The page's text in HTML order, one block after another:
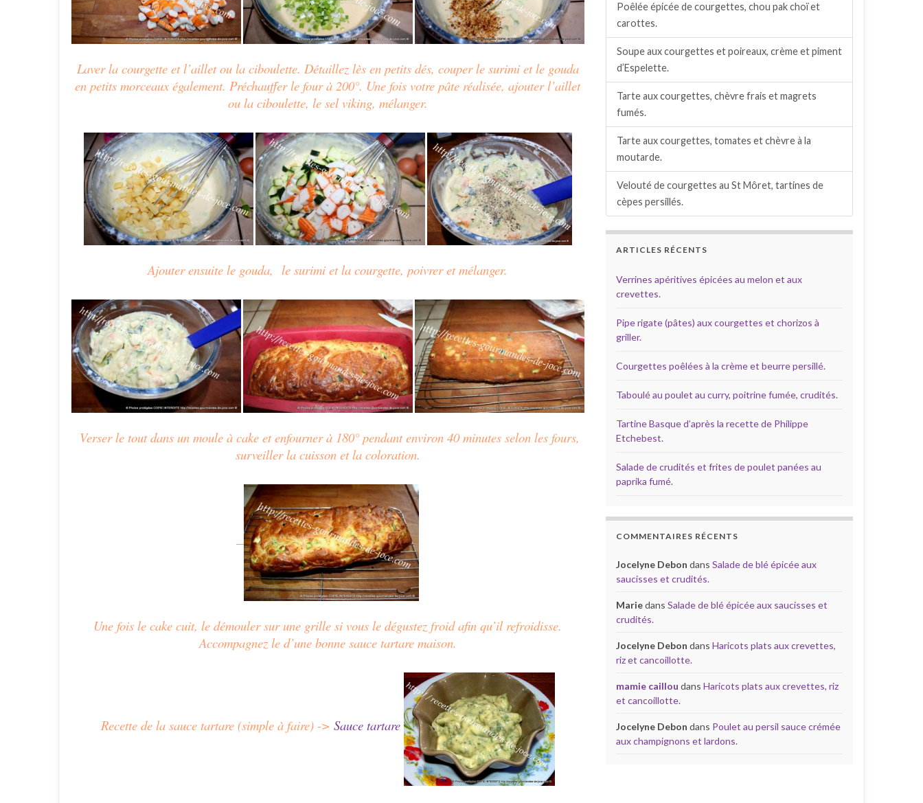
Laver la courgette et l’aillet ou la ciboulette. Détaillez lès en petits dés, couper le surimi et le gouda
en petits morceaux également. Préchauffer le four à 200°. Une fois votre pâte réalisée, ajouter l’aillet
ou la ciboulette, le sel viking, mélanger.
Ajouterensuite le gouda, le surimi et la courgette, poivrer et mélanger.
Verser le tout dans un moule à cake et enfourner à 180° pendant environ 40 minutes selon les fours,
surveiller la cuisson et la coloration.
Une fois le cake cuit, le démouler sur une grille si vous le dégustez froid afin qu’il refroidisse.
Accompagnez le d’une bonne sauce tartare maison.
Recette de la sauce tartare (simple à faire) -> Sauce tartare
Poêlée épicée de courgettes, chou pak choï et
carottes.
Soupe aux courgettes et poireaux, crème et piment
d’Espelette.
Tarte aux courgettes, chèvre frais et magrets
fumés.
Tarte aux courgettes, tomates et chèvre à la
moutarde.
Velouté de courgettes au St Môret, tartines de
cèpes persillés.
ARTICLES RÉCENTS
Verrines apéritives épicées au melon et aux
crevettes.
Pipe rigate (pâtes) aux courgettes et chorizos à
griller.
Courgettes poêlées à la crème et beurre persillé.
Taboulé au poulet au curry, poitrine fumée, crudités.
Tartine Basque d’après la recette de Philippe
Etchebest.
Salade de crudités et frites de poulet panées au
paprika fumé.
COMMENTAIRES RÉCENTS
Jocelyne Debon dans Salade de blé épicée aux
saucisses et crudités.
Mariedans Salade de blé épicée aux saucisses et
crudités.
Jocelyne Debon dans Haricots plats aux crevettes,
riz et cancoillotte.
mamie caillou dans Haricots plats aux crevettes, riz
et cancoillotte.
Jocelyne Debon dans Poulet au persil sauce crémée
aux champignons et lardons.